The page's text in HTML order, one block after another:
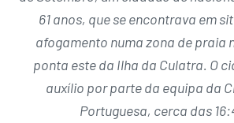
61 anos, que se encontrava em
afogamento numa zona de praia
ponta este da Ilha da Culatra. O
auxílio por parte da equipa da
Portuguesa, cerca das